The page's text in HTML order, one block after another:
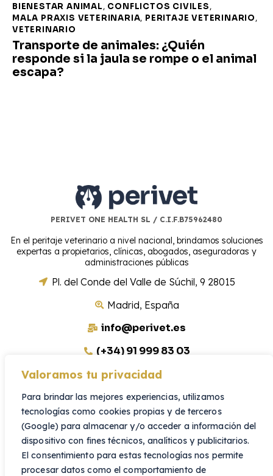
Valoramos tu privacidad
Para brindar las mejores experiencias, utilizamos
tecnologías como cookies propias y de terceros
(Google) para almacenar y/o acceder a información del
dispositivo con fines técnicos, analíticos y publicitarios.
El consentimiento para estas tecnologías nos permite
procesar datos como el comportamiento de
BIENESTAR ANIMAL, CONFLICTOS CIVILES,
MALA PRAXIS VETERINARIA, PERITAJE VETERINARIO,
VETERINARIO
Transporte de animales: ¿Quién
responde si la jaula se rompe o el animal
escapa?
PERIVET ONE HEALTH SL / C.I.F.B75962480
En el peritaje veterinario a nivel nacional, brindamos soluciones
expertas a propietarios, clínicas, abogados, aseguradoras y
administraciones públicas
Pl. del Conde del Valle de Súchil, 9 28015
Madrid, España
info@perivet.es
(+34) 91 999 83 03
Canal de Denuncias
Colabora con nosotros
¿Quieres colaborar como perito veterinario?SIN
EXCLUSIVIDAD.